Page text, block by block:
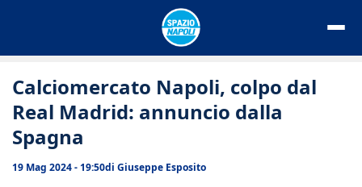
Calciomercato Napoli, colpo dal
Real Madrid: annuncio dalla
Spagna
19 Mag 2024 - 19:50di Giuseppe Esposito